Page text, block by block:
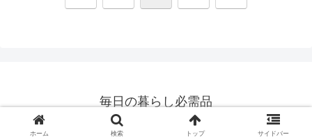
毎日の暮らし必需品
© 2022 毎日の暮らし必需品.
ホーム 検索 トップ サイドバー